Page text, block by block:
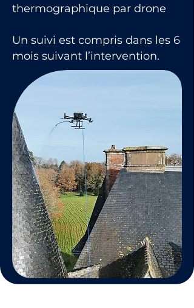
thermographique par drone
Un suivi est compris dans les 6
mois suivant l’intervention.